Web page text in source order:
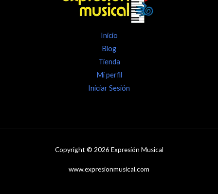
Inicio
Blog
Tienda
Mi perfil
Iniciar Sesión
Copyright © 2026 Expresión Musical
www.expresionmusical.com